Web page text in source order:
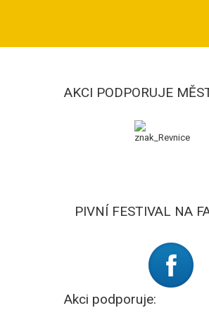
AKCI PODPORUJE
PIVNÍ FESTIVAL NA
Akci podporuje: